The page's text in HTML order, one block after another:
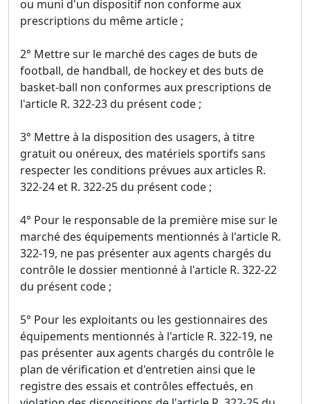
ou muni d'un dispositif non conforme aux
prescriptions du même article ;
2° Mettre sur le marché des cages de buts de
football, de handball, de hockey et des buts de
basket-ball non conformes aux prescriptions de
l'article R. 322-23 du présent code ;
3° Mettre à la disposition des usagers, à titre
gratuit ou onéreux, des matériels sportifs sans
respecter les conditions prévues aux articles R.
322-24 et R. 322-25 du présent code ;
4° Pour le responsable de la première mise sur le
marché des équipements mentionnés à l'article R.
322-19, ne pas présenter aux agents chargés du
contrôle le dossier mentionné à l'article R. 322-22
du présent code ;
5° Pour les exploitants ou les gestionnaires des
équipements mentionnés à l'article R. 322-19, ne
pas présenter aux agents chargés du contrôle le
plan de vérification et d'entretien ainsi que le
registre des essais et contrôles effectués, en